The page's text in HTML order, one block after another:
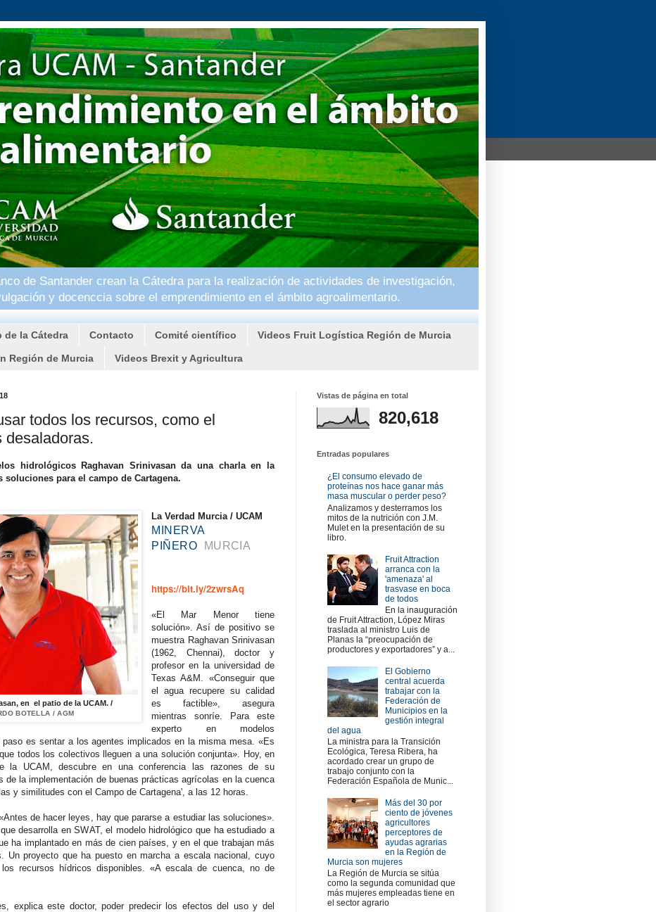
de Santander crean la Cátedra para la realización de actividades de investigación,
y docenccia sobre el emprendimiento en el ámbito agroalimentario.
de la Cátedra Contacto Comité científico Videos Fruit Logística Región de Murcia
Región de Murcia Videos Brexit y Agricultura
todos los recursos, como el
desaladoras.
hidrológicos Raghavan Srinivasan da una charla en la
soluciones para el campo de Cartagena.
en el patio de la UCAM. /
BOTELLA / AGM
La Verdad Murcia / UCAM
MINERVA
PIÑERO
MURCIA
https://bit.ly/2zwrsAq
«El Mar Menor tiene
solución». Así de positivo se
muestra Raghavan Srinivasan
(1962, Chennai), doctor y
profesor en la universidad de
Texas A&M. «Conseguir que
el agua recupere su calidad
es factible», asegura
mientras sonríe. Para este
experto en modelos
paso es sentar a los agentes implicados en la misma mesa. «Es
todos los colectivos lleguen a una solución conjunta». Hoy, en
la UCAM, descubre en una conferencia las razones de su
de la implementación de buenas prácticas agrícolas en la cuenca
y similitudes con el Campo de Cartagena', a las 12 horas.
de hacer leyes, hay que pararse a estudiar las soluciones».
desarrolla en SWAT, el modelo hidrológico que ha estudiado a
ha implantado en más de cien países, y en el que trabajan más
Un proyecto que ha puesto en marcha a escala nacional, cuyo
recursos hídricos disponibles. «A escala de cuenca, no de
explica este doctor, poder predecir los efectos del uso y del
Vistas de página en total
820,618
Entradas populares
¿El consumo elevado de
proteínas nos hace ganar más
masa muscular o perder peso?
Analizamos y desterramos los
mitos de la nutrición con J.M.
Mulet en la presentación de su
libro.
Fruit Attraction
arranca con la
'amenaza' al
trasvase en boca
de todos
En la inauguración
de Fruit Attraction, López Miras
traslada al ministro Luis de
Planas la “preocupación de
productores y exportadores” y a...
El Gobierno
central acuerda
trabajar con la
Federación de
Municipios en la
gestión integral
del agua
La ministra para la Transición
Ecológica, Teresa Ribera, ha
acordado crear un grupo de
trabajo conjunto con la
Federación Española de Munic...
Más del 30 por
ciento de jóvenes
agricultores
perceptores de
ayudas agrarias
en la Región de
Murcia son mujeres
La Región de Murcia se sitúa
como la segunda comunidad que
más mujeres empleadas tiene en
el sector agrario